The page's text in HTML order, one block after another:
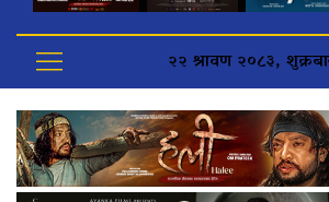
२२ श्रावण २०८३,